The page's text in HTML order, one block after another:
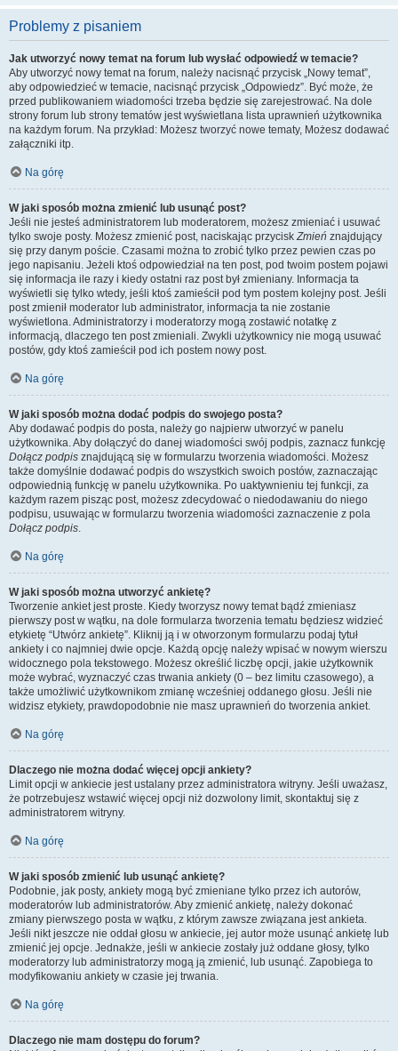
Problemy z pisaniem
Jak utworzyć nowy temat na forum lub wysłać odpowiedź w temacie?
Aby utworzyć nowy temat na forum, należy nacisnąć przycisk „Nowy temat”,
aby odpowiedzieć w temacie, nacisnąć przycisk „Odpowiedz”. Być może, że
przed publikowaniem wiadomości trzeba będzie się zarejestrować. Na dole
strony forum lub strony tematów jest wyświetlana lista uprawnień użytkownika
na każdym forum. Na przykład: Możesz tworzyć nowe tematy, Możesz dodawać
załączniki itp.
Na górę
W jaki sposób można zmienić lub usunąć post?
Jeśli nie jesteś administratorem lub moderatorem, możesz zmieniać i usuwać
tylko swoje posty. Możesz zmienić post, naciskając przyciskZmień znajdujący
się przy danym poście. Czasami można to zrobić tylko przez pewien czas po
jego napisaniu. Jeżeli ktoś odpowiedział na ten post, pod twoim postem pojawi
się informacja ile razy i kiedy ostatni raz post był zmieniany. Informacja ta
wyświetli się tylko wtedy, jeśli ktoś zamieścił pod tym postem kolejny post. Jeśli
post zmienił moderator lub administrator, informacja ta nie zostanie
wyświetlona. Administratorzy i moderatorzy mogą zostawić notatkę z
informacją, dlaczego ten post zmieniali. Zwykli użytkownicy nie mogą usuwać
postów, gdy ktoś zamieścił pod ich postem nowy post.
Na górę
W jaki sposób można dodać podpis do swojego posta?
Aby dodawać podpis do posta, należy go najpierw utworzyć w panelu
użytkownika. Aby dołączyć do danej wiadomości swój podpis, zaznacz funkcję
Dołącz podpis znajdującą się w formularzu tworzenia wiadomości. Możesz
także domyślnie dodawać podpis do wszystkich swoich postów, zaznaczając
odpowiednią funkcję w panelu użytkownika. Po uaktywnieniu tej funkcji, za
każdym razem pisząc post, możesz zdecydować o niedodawaniu do niego
podpisu, usuwając w formularzu tworzenia wiadomości zaznaczenie z pola
Dołącz podpis.
Na górę
W jaki sposób można utworzyć ankietę?
Tworzenie ankiet jest proste. Kiedy tworzysz nowy temat bądź zmieniasz
pierwszy post w wątku, na dole formularza tworzenia tematu będziesz widzieć
etykietę “Utwórz ankietę”. Kliknij ją i w otworzonym formularzu podaj tytuł
ankiety i co najmniej dwie opcje. Każdą opcję należy wpisać w nowym wierszu
widocznego pola tekstowego. Możesz określić liczbę opcji, jakie użytkownik
może wybrać, wyznaczyć czas trwania ankiety (0 – bez limitu czasowego), a
także umożliwić użytkownikom zmianę wcześniej oddanego głosu. Jeśli nie
widzisz etykiety, prawdopodobnie nie masz uprawnień do tworzenia ankiet.
Na górę
Dlaczego nie można dodać więcej opcji ankiety?
Limit opcji w ankiecie jest ustalany przez administratora witryny. Jeśli uważasz,
że potrzebujesz wstawić więcej opcji niż dozwolony limit, skontaktuj się z
administratorem witryny.
Na górę
W jaki sposób zmienić lub usunąć ankietę?
Podobnie, jak posty, ankiety mogą być zmieniane tylko przez ich autorów,
moderatorów lub administratorów. Aby zmienić ankietę, należy dokonać
zmiany pierwszego posta w wątku, z którym zawsze związana jest ankieta.
Jeśli nikt jeszcze nie oddał głosu w ankiecie, jej autor może usunąć ankietę lub
zmienić jej opcje. Jednakże, jeśli w ankiecie zostały już oddane głosy, tylko
moderatorzy lub administratorzy mogą ją zmienić, lub usunąć. Zapobiega to
modyfikowaniu ankiety w czasie jej trwania.
Na górę
Dlaczego nie mam dostępu do forum?